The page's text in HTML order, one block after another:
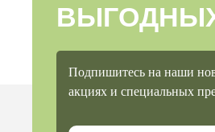
Подпишитесь на наши
акциях и специальных